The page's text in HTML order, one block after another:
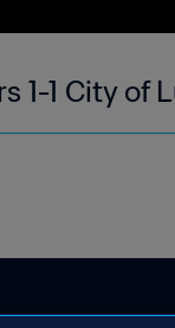
1-1 City of